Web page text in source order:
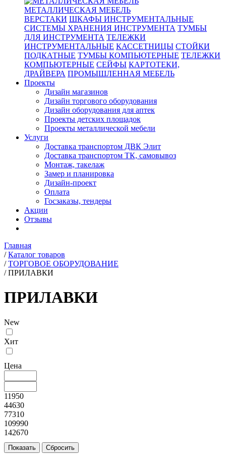
МЕТАЛЛИЧЕСКАЯ МЕБЕЛЬ
ВЕРСТАКИ ШКАФЫ ИНСТРУМЕНТАЛЬНЫЕ
СИСТЕМЫ ХРАНЕНИЯ ИНСТРУМЕНТА ТУМБЫ
ДЛЯ ИНСТРУМЕНТА ТЕЛЕЖКИ
ИНСТРУМЕНТАЛЬНЫЕ КАССЕТНИЦЫ СТОЙКИ
ПОДКАТНЫЕ ТУМБЫ КОМПЬЮТЕРНЫЕ ТЕЛЕЖКИ
КОМПЬЮТЕРНЫЕ СЕЙФЫ КАРТОТЕКИ,
ДРАЙВЕРА ПРОМЫШЛЕННАЯ МЕБЕЛЬ
Проекты
Дизайн магазинов
Дизайн торгового оборудования
Дизайн оборудования для аптек
Проекты детских площадок
Проекты металлической мебели
Услуги
Доставка транспортом ДВК Элит
Доставка транспортом ТК, самовывоз
Монтаж, такелаж
Замер и планировка
Дизайн-проект
Оплата
Госзаказы, тендеры
Акции
Отзывы
Главная
/ Каталог товаров
/ ТОРГОВОЕ ОБОРУДОВАНИЕ
/ ПРИЛАВКИ
ПРИЛАВКИ
New
Хит
Цена
11950
44630
77310
109990
142670